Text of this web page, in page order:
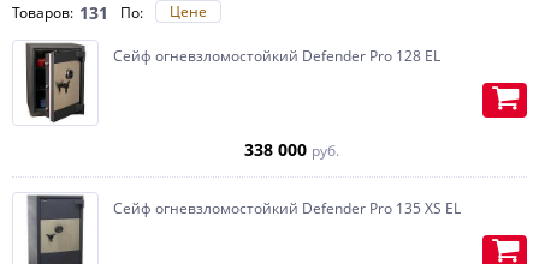
Товаров: 131 По: Цене
Сейф огневзломостойкий Defender Pro 128 EL
338 000 руб.
Сейф огневзломостойкий Defender Pro 135 XS EL